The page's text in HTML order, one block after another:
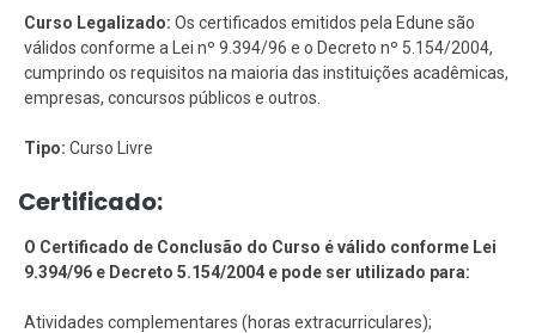
Curso Legalizado: Os certificados emitidos pela Edune são
válidos conforme a Lei nº 9.394/96 e o Decreto nº 5.154/2004,
cumprindo os requisitos na maioria das instituições acadêmicas,
empresas, concursos públicos e outros.
Tipo: Curso Livre
Certificado:
O Certificado de Conclusão do Curso é válido conforme Lei
9.394/96 e Decreto 5.154/2004 e pode ser utilizado para:
Atividades complementares (horas extracurriculares);